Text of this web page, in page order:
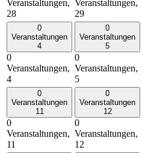
Veranstaltungen,
28
Veranstaltungen,
29
0
Veranstaltungen
4
0
Veranstaltungen,
4
0
Veranstaltungen
5
0
Veranstaltungen,
5
0
Veranstaltungen
11
0
Veranstaltungen,
11
0
Veranstaltungen
12
0
Veranstaltungen,
12